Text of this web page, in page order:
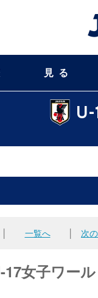
見る
一覧へ 次
女子ワー